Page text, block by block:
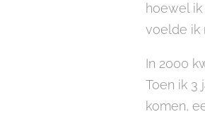
hoewel
voelde ik
In 2000
Toen ik 3
komen,